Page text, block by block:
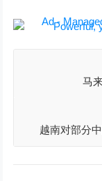
马
越南对部分